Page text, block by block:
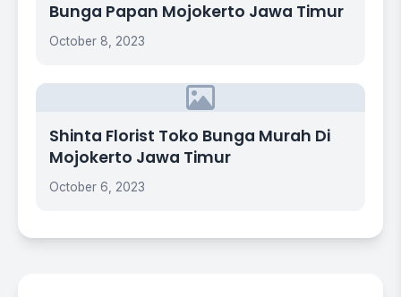
Bunga Papan Mojokerto Jawa Timur
October 8, 2023
Shinta Florist Toko Bunga Murah Di
Mojokerto Jawa Timur
October 6, 2023